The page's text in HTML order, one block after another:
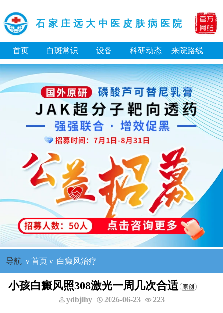
石家庄远大中医皮肤病医院
首页 白斑常识 设备 科研动态 来院路线
导航 ν 首页ν 白癜风治疗
小孩白癜风照308激光一周几次合适
ydbjlhy 2026-06-23 223